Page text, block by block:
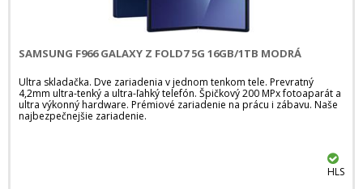
SAMSUNG F966 GALAXY Z FOLD7 5G 16GB/1TB MODRÁ
Ultra skladačka. Dve zariadenia v jednom tenkom tele. Prevratný
4,2mm ultra-tenký a ultra-ľahký telefón. Špičkový 200 MPx fotoaparát a
ultra výkonný hardware. Prémiové zariadenie na prácu i zábavu. Naše
najbezpečnejšie zariadenie.
HLS